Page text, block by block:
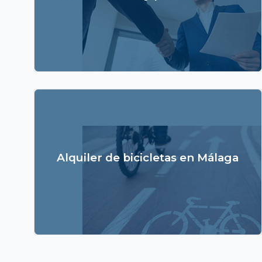
servicio de atención al cliente y gestión de
incidencias.
Alquiler de bicicletas en Málaga
Si quieres optar por un transporte más ecológico
tenemos para su alquiler, bicicletas eléctricas y
también alquiler de bicicletas normales. Con
nuestra bicicleta, Málaga es una ciudad llana y con
una amplia red de carril bici, podrá llegar a todos